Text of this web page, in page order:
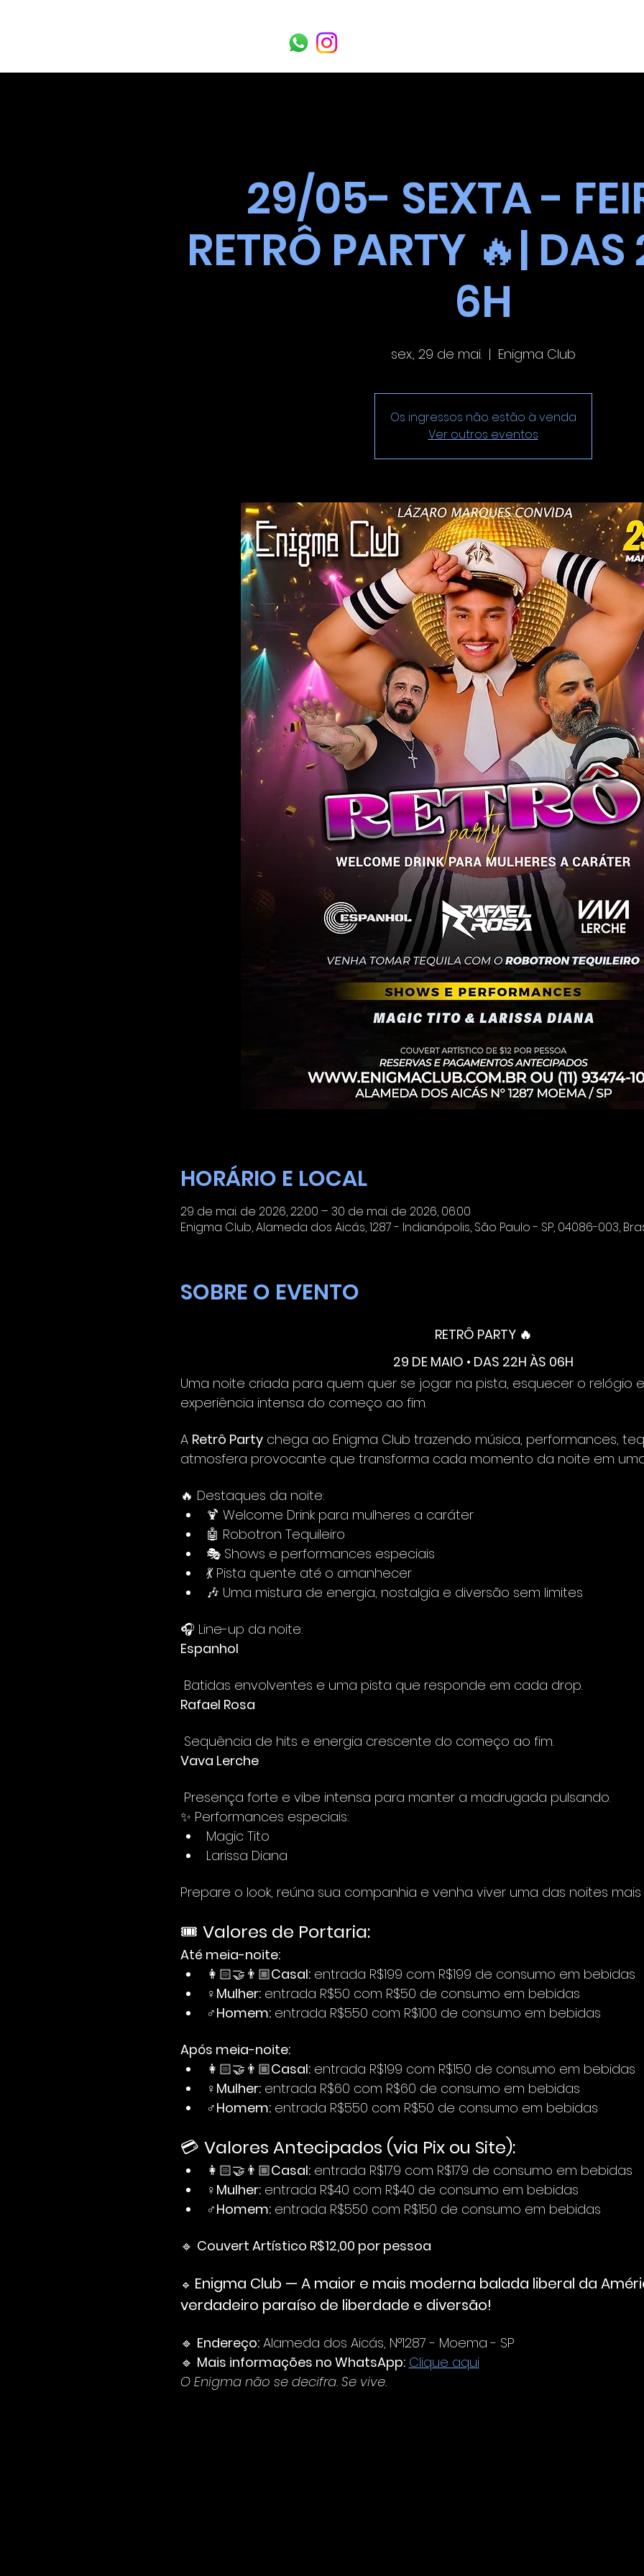
29/05- SEXTA -
RETRÔ PARTY 🔥|
6H
sex., 29 de mai.
  |
Enigma Club
Os ingressos não estão à venda
Ver outros eventos
HORÁRIO E LOCAL
29 de mai. de 2026, 22:00 – 30 de mai. de 2026, 06:00
Enigma Club, Alameda dos Aicás, 1287 - Indianópolis, São Paulo - SP, 04086-003,
SOBRE O EVENTO
RETRÔ PARTY 🔥
29 DE MAIO • DAS 22H ÀS 06H
Uma noite criada para quem quer se jogar na pista, esquecer o relógio
experiência intensa do começo ao fim.
A Retrô Party chega ao Enigma Club trazendo música, performances,
atmosfera provocante que transforma cada momento da noite em
🔥 Destaques da noite:
🍹 Welcome Drink para mulheres a caráter
🤖 Robotron Tequileiro
🎭 Shows e performances especiais
💃 Pista quente até o amanhecer
🎶 Uma mistura de energia, nostalgia e diversão sem limites
🎧 Line-up da noite:
Espanhol
Batidas envolventes e uma pista que responde em cada drop.
Rafael Rosa
Sequência de hits e energia crescente do começo ao fim.
Vava Lerche
Presença forte e vibe intensa para manter a madrugada pulsando.
✨ Performances especiais:
Magic Tito
Larissa Diana
Prepare o look, reúna sua companhia e venha viver uma das noites mais
🎟️ Valores de Portaria:
Até meia-noite:
👩🏻‍🤝‍👨🏼Casal: entrada R$199 com R$199 de consumo em bebidas
♀️ Mulher: entrada R$50 com R$50 de consumo em bebidas
♂️Homem: entrada R$550 com R$100 de consumo em bebidas
Após meia-noite:
👩🏻‍🤝‍👨🏼Casal: entrada R$199 com R$150 de consumo em bebidas
♀️ Mulher: entrada R$60 com R$60 de consumo em bebidas
♂️Homem: entrada R$550 com R$50 de consumo em bebidas
💳 Valores Antecipados (via Pix ou Site):
👩🏻‍🤝‍👨🏼Casal: entrada R$179 com R$179 de consumo em bebidas
♀️ Mulher: entrada R$40 com R$40 de consumo em bebidas
♂️Homem: entrada R$550 com R$150 de consumo em bebidas
🔹 Couvert Artístico R$12,00 por pessoa
🔹 Enigma Club — A maior e mais moderna balada liberal da
verdadeiro paraíso de liberdade e diversão!
🔹 Endereço: Alameda dos Aicás, N°1287 - Moema - SP
🔹 Mais informações no WhatsApp: Clique aqui
O Enigma não se decifra. Se vive.